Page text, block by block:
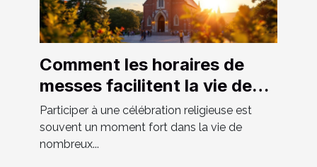
Comment les horaires de
messes facilitent la vie des
fidèles ?
Participer à une célébration religieuse est
souvent un moment fort dans la vie de
nombreux...